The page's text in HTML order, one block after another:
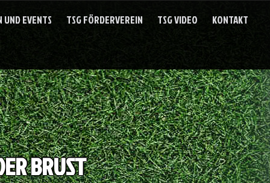
UND EVENTS TSG FÖRDERVEREIN TSG VIDEO KONTAKT
BRUST